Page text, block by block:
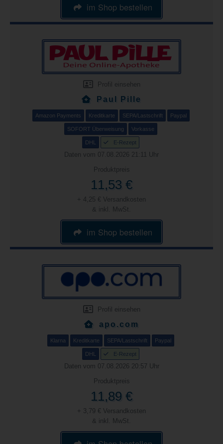
im Shop bestellen
Profil einsehen
Paul Pille
Amazon Payments Kreditkarte SEPA/Lastschrift Paypal
SOFORT Überweisung Vorkasse
DHL E-Rezept
Daten vom 07.08.2026 21:11 Uhr
Produktpreis
11,53 €
+ 4,25 € Versandkosten
& inkl. MwSt.
im Shop bestellen
Profil einsehen
apo.com
Klarna Kreditkarte SEPA/Lastschrift Paypal
DHL E-Rezept
Daten vom 07.08.2026 20:57 Uhr
Produktpreis
11,89 €
+ 3,79 € Versandkosten
& inkl. MwSt.